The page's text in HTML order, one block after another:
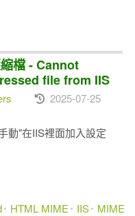
檔 - Cannot
file from IIS
2025-07-25
動"在IIS裡面加入設定
HTML MIME IIS
MIME